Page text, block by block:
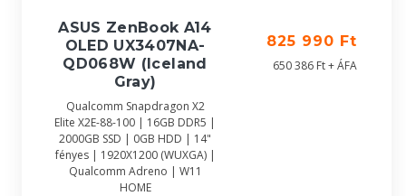
ASUS ZenBook A14
OLED UX3407NA-
QD068W (Iceland
Gray)
Qualcomm Snapdragon X2
Elite X2E-88-100 | 16GB DDR5 |
2000GB SSD | 0GB HDD | 14"
fényes | 1920X1200 (WUXGA) |
Qualcomm Adreno | W11
HOME
825 990 Ft
650 386 Ft + ÁFA